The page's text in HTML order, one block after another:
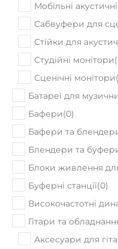
Мобільні
Сабвуфери для
Стійки для
Студійні монітори(
Сценічні монітори(
Батареї для
Бафери(0)
Бафери та
Блендери та
Блоки живлення
Буферні станції(0)
Високочастотні
Гітари та
Аксесуари для